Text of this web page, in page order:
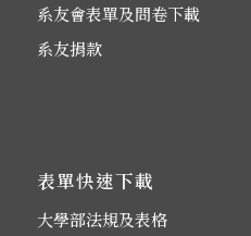
系友會表單及問卷下載
系友捐款
表單快速下載
大學部法規及表格